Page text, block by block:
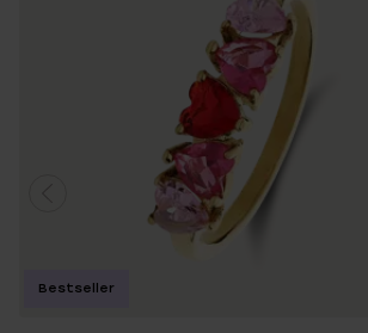
Bestseller